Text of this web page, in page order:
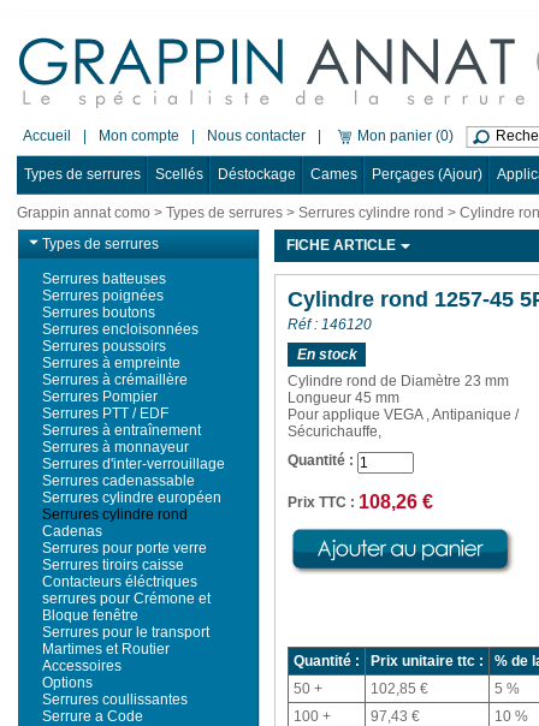
Accueil Mon compte Nous contacter Mon panier (0)
Types de serrures Scellés Déstockage Cames Perçages (Ajour)
Grappin annat como > Types de serrures > Serrures cylindre rond > Cylindre
Types de serrures
Serrures batteuses
Serrures poignées
Serrures boutons
Serrures encloisonnées
Serrures poussoirs
Serrures à empreinte
Serrures à crémaillère
Serrures Pompier
Serrures PTT / EDF
Serrures à entraînement
Serrures à monnayeur
Serrures d'inter-verrouillage
Serrures cadenassable
Serrures cylindre européen
Serrures cylindre rond
Cadenas
Serrures pour porte verre
Serrures tiroirs caisse
Contacteurs éléctriques
serrures pour Crémone et
Bloque fenêtre
Serrures pour le transport
Martimes et Routier
Accessoires
Options
Serrures coullissantes
Serrure a Code
FICHE ARTICLE
Cylindre rond 1257-45
Réf : 146120
En stock
Cylindre rond de Diamètre 23 mm
Longueur 45 mm
Pour applique VEGA , Antipanique /
Sécurichauffe,
Quantité :
Prix TTC : 108,26 €
Quantité : Prix unitaire ttc :
% de
50 +
102,85 €
5 %
100 +
97,43 €
10 %